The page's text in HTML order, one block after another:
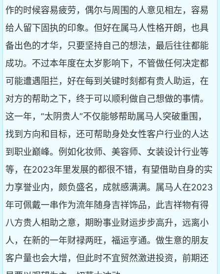
作的时候容易疲劳，偶尔与周围的人意见相左，容易
给人留下固执的印象。但好在属马人性格开朗，也具
备出色的才华，只要坚持自己的想法，最后往往都能
成功。不过本年度在太岁影响下，不管做任何决定都
可能遭遇阻拦，好在每到关键时刻都有贵人助运，在
对方的帮助之下，终于可以顺利做自己想做的事情。
这一年，“太阴贵人”不仅能够帮助属马人突破重围，
找到方向和目标，还可帮助身处女性客户行业的人达
到职业巅峰。例如化妆师、美容师、女装设计行业等
等，在2023年里发展的都很不错，有望借助自身的实
力享誉业内，颇负盛名，成就感满满。属马人在2023
年可佩戴一串作为流年随身吉祥饰品，此吉祥物有得
八方贵人相助之意，期盼事业财运步步高升，远离小
人，在新的一年财禄两旺，福运亨通。做生意的朋友
客户量也会大增，但此时不宜贸然激进投资，前期还